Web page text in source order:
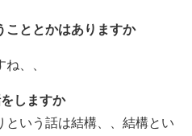
ととかはありますか
、、
しますか
いう話は結構、、結構とい